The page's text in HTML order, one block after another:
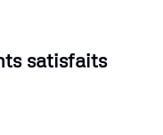
satisfaits